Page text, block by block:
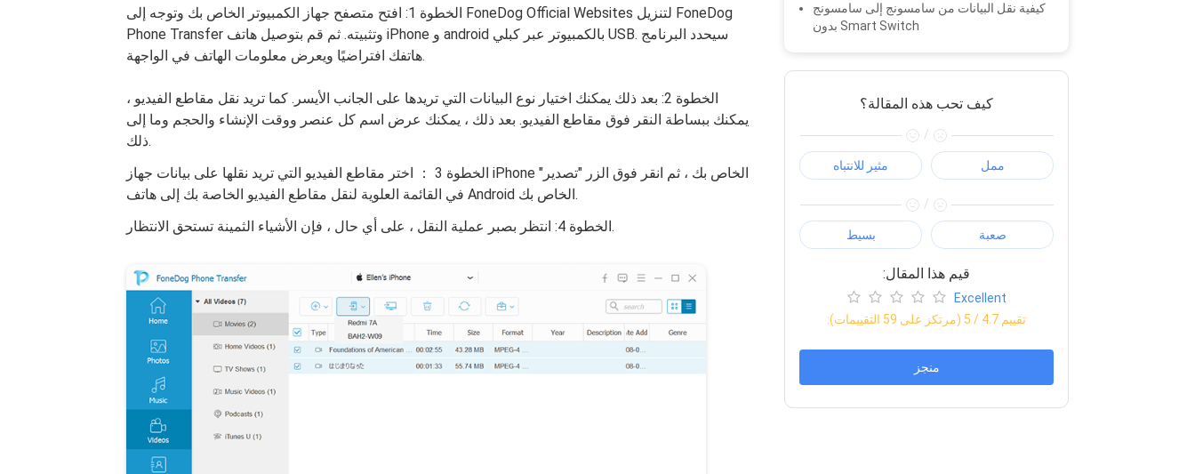
الخطوة 1: افتح متصفح جهاز الكمبيوتر الخاص بك وتوجه إلى FoneDog Official Websites لتنزيل FoneDog
Phone Transfer وتثبيته. ثم قم بتوصيل هاتف iPhone و android بالكمبيوتر عبر كبلي USB. سيحدد البرنامج
هاتفك افتراضيًا ويعرض معلومات الهاتف في الواجهة.
الخطوة 2: بعد ذلك يمكنك اختيار نوع البيانات التي تريدها على الجانب الأيسر. كما تريد نقل مقاطع الفيديو ،
يمكنك ببساطة النقر فوق مقاطع الفيديو. بعد ذلك ، يمكنك عرض اسم كل عنصر ووقت الإنشاء والحجم وما إلى
ذلك.
الخطوة 3 ： اختر مقاطع الفيديو التي تريد نقلها على بيانات جهاز iPhone الخاص بك ، ثم انقر فوق الزر "تصدير"
في القائمة العلوية لنقل مقاطع الفيديو الخاصة بك إلى هاتف Android الخاص بك.
الخطوة 4: انتظر بصبر عملية النقل ، على أي حال ، فإن الأشياء الثمينة تستحق الانتظار.
كيفية نقل البيانات من سامسونج إلى سامسونج
بدون Smart Switch
كيف تحب هذه المقالة؟
/
مثير للانتباه ممل
/
بسيط صعبة
:قيم هذا المقال
Excellent
:تقييم 4.7 / 5 (مرتكز على 59 التقييمات)
منجز